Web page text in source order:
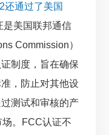
还通过了美国
是美国联邦通信
Commission）
制度，旨在确保
，防止对其他设
测试和审核的产
。FCC认证不